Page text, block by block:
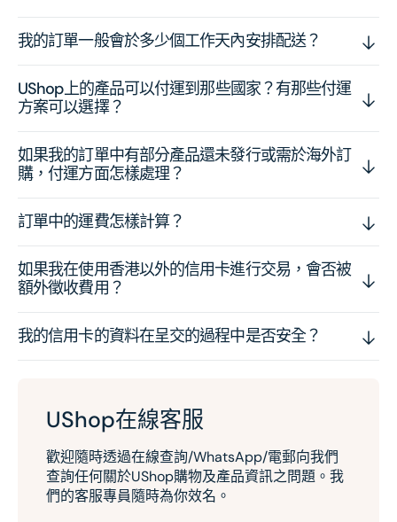
我的訂單一般會於多少個工作天內安排配送？
UShop上的產品可以付運到那些國家？有那些付運
方案可以選擇？
如果我的訂單中有部分產品還未發行或需於海外訂
購，付運方面怎樣處理？
訂單中的運費怎樣計算？
如果我在使用香港以外的信用卡進行交易，會否被
額外徵收費用？
我的信用卡的資料在呈交的過程中是否安全？
UShop在線客服
歡迎隨時透過在線查詢/WhatsApp/電郵向我們
查詢任何關於UShop購物及產品資訊之問題。我
們的客服專員隨時為你效名。